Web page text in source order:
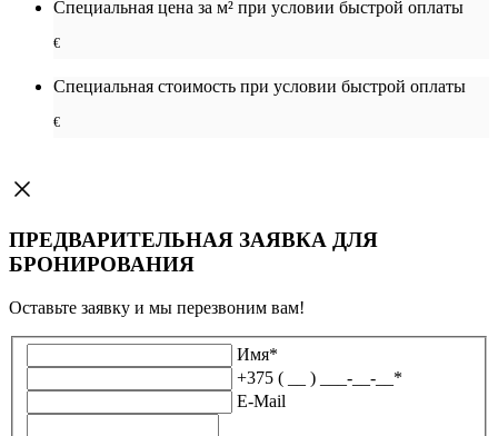
Специальная цена за м² при условии быстрой оплаты
€
Специальная cтоимость при условии быстрой оплаты
€
ПРЕДВАРИТЕЛЬНАЯ ЗАЯВКА ДЛЯ
БРОНИРОВАНИЯ
Оставьте заявку и мы перезвоним вам!
Имя*
+375 ( __ ) ___-__-__ *
E-Mail